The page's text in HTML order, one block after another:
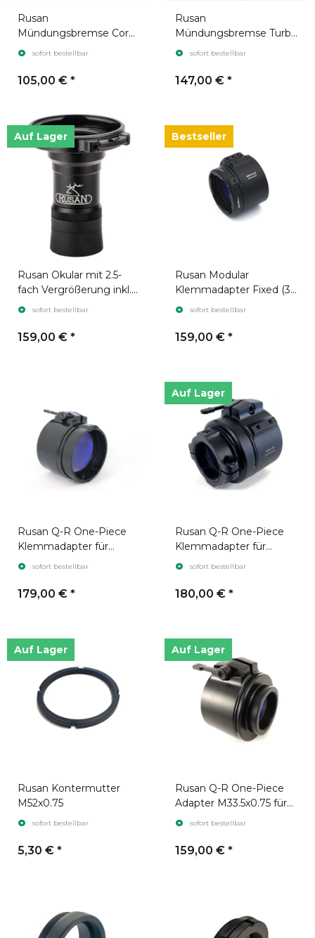
Rusan
Mündungsbremse Core
(3 Kammern)
sofort bestellbar
105,00 € *
Rusan
Mündungsbremse Turbo
(4 Kammern)
sofort bestellbar
147,00 € *
Auf Lager
Rusan Okular mit 2.5-
fach Vergrößerung inkl.
Verbinder für Modularen
sofort bestellbar
159,00 € *
Bestseller
Rusan Modular
Klemmadapter Fixed (3
Schrauben)
sofort bestellbar
159,00 € *
Rusan Q-R One-Piece
Klemmadapter für
Pulsar Core
sofort bestellbar
179,00 € *
Auf Lager
Rusan Q-R One-Piece
Klemmadapter für
Pulsar Krypton
sofort bestellbar
180,00 € *
Auf Lager
Rusan Kontermutter
M52x0.75
sofort bestellbar
5,30 € *
Auf Lager
Rusan Q-R One-Piece
Adapter M33.5x0.75 für
Guide TA435/ Night Lux
sofort bestellbar
159,00 € *